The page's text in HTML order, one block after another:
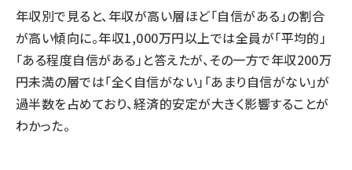
年収別で見ると、年収が高い層ほど「自信がある」の割合
が高い傾向に。年収1,000万円以上では全員が「平均的」
「ある程度自信がある」と答えたが、その一方で年収200万
円未満の層では「全く自信がない」「あまり自信がない」が
過半数を占めており、経済的安定が大きく影響することが
わかった。